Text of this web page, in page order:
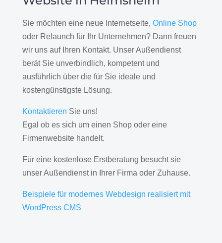
Sie möchten eine neue Internetseite, Online Shop
oder Relaunch für Ihr Unternehmen? Dann freuen
wir uns auf Ihren Kontakt. Unser Außendienst
berät Sie unverbindlich, kompetent und
ausführlich über die für Sie ideale und
kostengünstigste Lösung.
Kontaktieren Sie uns!
Egal ob es sich um einen Shop oder eine
Firmenwebsite handelt.
Für eine kostenlose Erstberatung besucht sie
unser Außendienst in Ihrer Firma oder Zuhause.
Beispiele für modernes Webdesign realisiert mit
WordPress CMS